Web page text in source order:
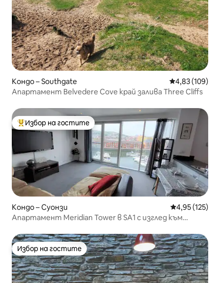
Кондо – Southgate Средна
4,83 (109)
Апартамент Belvedere Cove край залива Three Cliffs
Най-популярен избор на гостите
Избор на гостите
Кондо – Суонзи Средна
4,95 (125)
Апартамент Meridian Tower в SA1 с изглед към
Избор на гостите
Избор на гостите